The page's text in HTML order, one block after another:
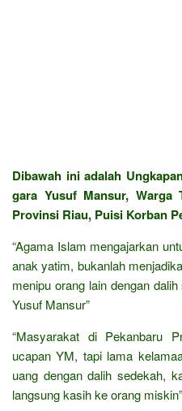
Dibawah ini adalah
gara Yusuf Mansur, Warga
Provinsi Riau, Puisi Korban
“Agama Islam mengajarkan
anak yatim, bukanlah
menipu orang lain dengan
Yusuf Mansur”
“Masyarakat di Pekanbaru
ucapan YM, tapi lama
uang dengan dalih sedekah,
langsung kasih ke orang miskin”